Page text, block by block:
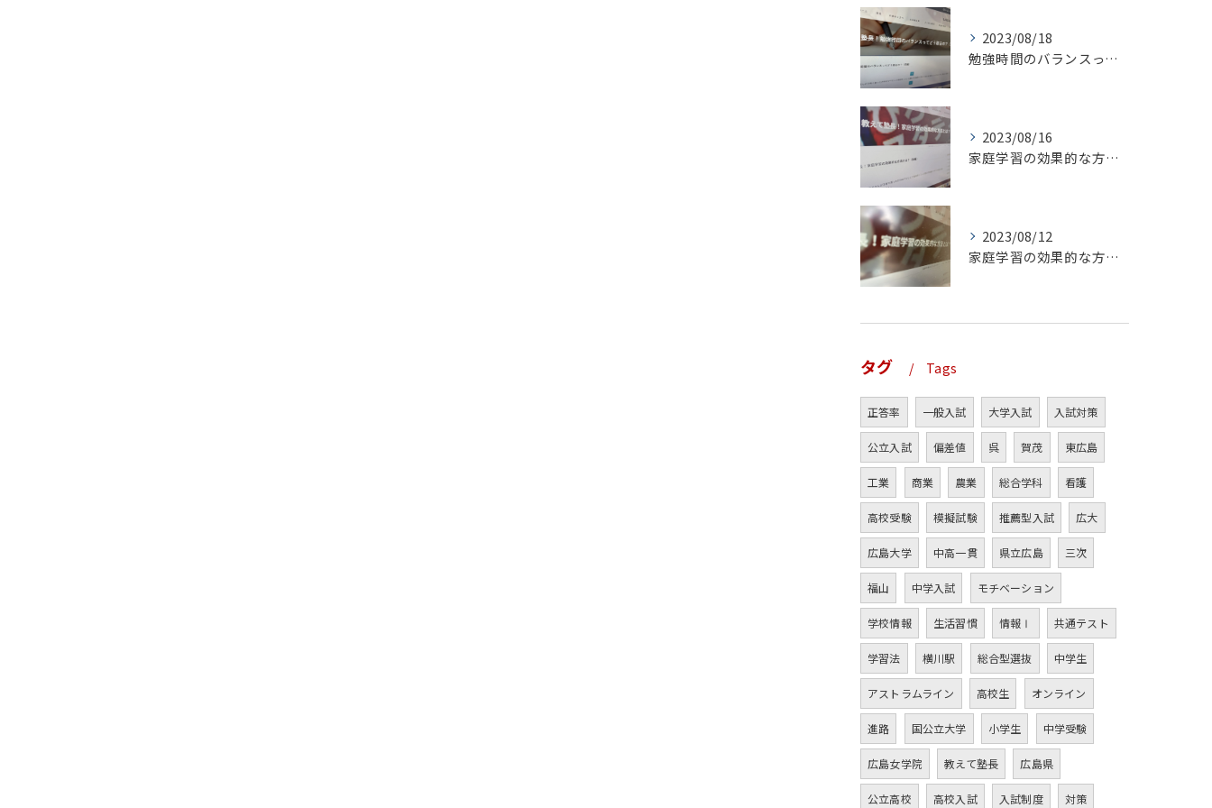
2023/08/18
勉強時間のバランスってどう取るの？（前編）
2023/08/16
家庭学習の効果的な方法とは？（後編）
2023/08/12
家庭学習の効果的な方法とは？（前編）
タグ Tags
正答率 一般入試 大学入試 入試対策
公立入試 偏差値 呉 賀茂 東広島
工業 商業 農業 総合学科 看護
高校受験 模擬試験 推薦型入試 広大
広島大学 中高一貫 県立広島 三次
福山 中学入試 モチベーション
学校情報 生活習慣 情報Ⅰ 共通テスト
学習法 横川駅 総合型選抜 中学生
アストラムライン 高校生 オンライン
進路 国公立大学 小学生 中学受験
広島女学院 教えて塾長 広島県
公立高校 高校入試 入試制度 対策